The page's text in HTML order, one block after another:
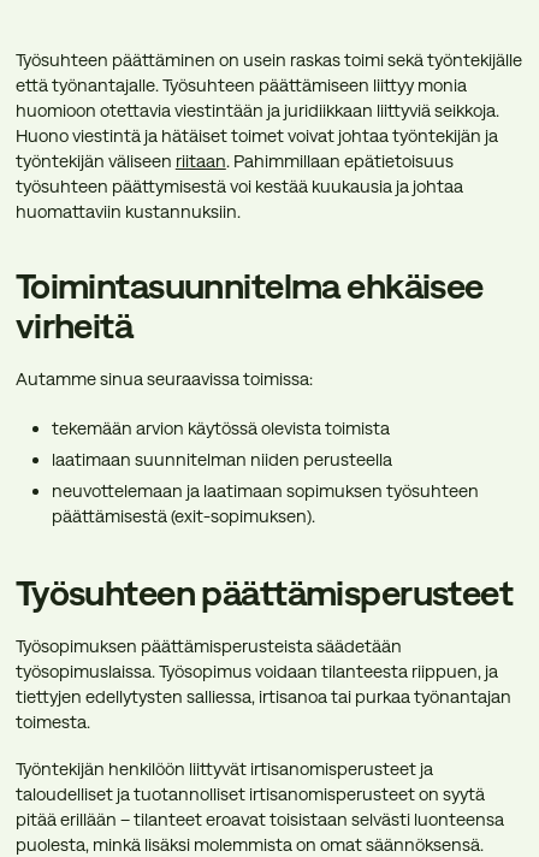
Työsuhteen päättäminen on usein raskas toimi sekä työntekijälle
että työnantajalle. Työsuhteen päättämiseen liittyy monia
huomioon otettavia viestintään ja juridiikkaan liittyviä seikkoja.
Huono viestintä ja hätäiset toimet voivat johtaa työntekijän ja
työntekijän väliseen riitaan. Pahimmillaan epätietoisuus
työsuhteen päättymisestä voi kestää kuukausia ja johtaa
huomattaviin kustannuksiin.
Toimintasuunnitelma ehkäisee
virheitä
Autamme sinua seuraavissa toimissa:
tekemään arvion käytössä olevista toimista
laatimaan suunnitelman niiden perusteella
neuvottelemaan ja laatimaan sopimuksen työsuhteen
päättämisestä (exit-sopimuksen).
Työsuhteen päättämisperusteet
Työsopimuksen päättämisperusteista säädetään
työsopimuslaissa. Työsopimus voidaan tilanteesta riippuen, ja
tiettyjen edellytysten salliessa, irtisanoa tai purkaa työnantajan
toimesta.
Työntekijän henkilöön liittyvät irtisanomisperusteet ja
taloudelliset ja tuotannolliset irtisanomisperusteet on syytä
pitää erillään – tilanteet eroavat toisistaan selvästi luonteensa
puolesta, minkä lisäksi molemmista on omat säännöksensä.